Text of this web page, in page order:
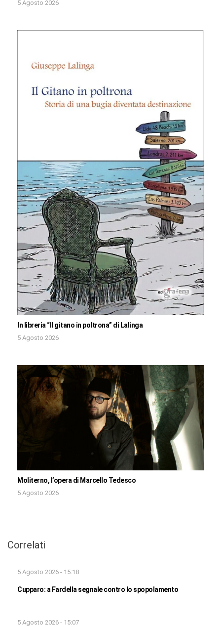
5 Agosto 2026
In libreria “Il gitano in poltrona” di Lalinga
5 Agosto 2026
Moliterno, l’opera di Marcello Tedesco
5 Agosto 2026
Correlati
5 Agosto 2026 - 15:18
Cupparo: a Fardella segnale contro lo spopolamento
5 Agosto 2026 - 15:07